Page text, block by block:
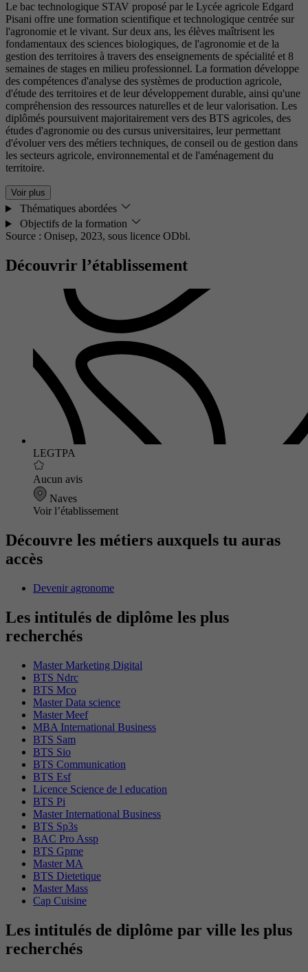
Le bac technologique STAV proposé par le Lycée agricole Edgard
Pisani offre une formation scientifique et technologique centrée sur
l'agronomie et le vivant. Sur deux ans, les élèves maîtrisent les
fondamentaux des sciences biologiques, de l'agronomie et de la
gestion des territoires à travers des enseignements de spécialité et 8
semaines de stages en milieu professionnel. La formation développe
des compétences d'analyse des systèmes de production agricole,
d'étude des territoires et de leur développement durable, ainsi qu'une
compréhension des ressources naturelles et de leur valorisation. Les
diplômés poursuivent majoritairement vers des BTS agricoles, des
études d'agronomie ou des cursus universitaires, leur permettant
d'évoluer vers des métiers techniques, de conseil ou de gestion dans
les secteurs agricole, environnemental et de l'aménagement du
territoire.
Voir plus
Thématiques abordées
Objectifs de la formation
Source : Onisep, 2023, sous licence ODbl.
Découvrir l’établissement
LEGTPA
Aucun avis
Naves
Voir l’établissement
Découvre les métiers auxquels tu auras
accès
Devenir agronome
Les intitulés de diplôme les plus
recherchés
Master Marketing Digital
BTS Ndrc
BTS Mco
Master Data science
Master Meef
MBA International Business
BTS Sam
BTS Sio
BTS Communication
BTS Esf
Licence Science de l education
BTS Pi
Master International Business
BTS Sp3s
BAC Pro Assp
BTS Gpme
Master MA
BTS Dietetique
Master Mass
Cap Cuisine
Les intitulés de diplôme par ville les plus
recherchés